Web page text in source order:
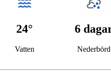
24°
Vatten
6
Nederbörd